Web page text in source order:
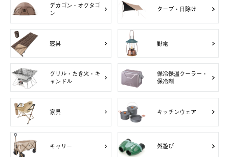
デカゴン・オクタゴ
ン
タープ・日除け
寝具 野電
グリル・たき火・キ
ャンドル
保冷保温クーラー・
保冷剤
家具 キッチンウェア
キャリー 外遊び